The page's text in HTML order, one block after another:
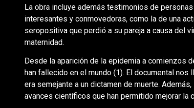
La obra incluye además testimonios de
interesantes y conmovedoras, como la de una
seropositiva que perdió a su pareja a causa del
maternidad.
Desde la aparición de la epidemia a comienzos
han fallecido en el mundo (1). El documental
era semejante a un dictamen de muerte.
avances científicos que han permitido mejorar la